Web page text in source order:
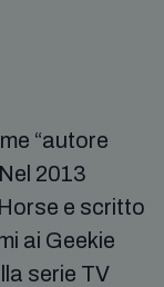
“autore
2013
e scritto
ai Geekie
serie TV